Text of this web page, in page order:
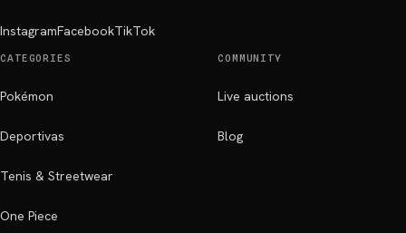
InstagramFacebookTikTok
CATEGORIES
Pokémon
Deportivas
Tenis & Streetwear
One Piece
COMMUNITY
Live auctions
Blog